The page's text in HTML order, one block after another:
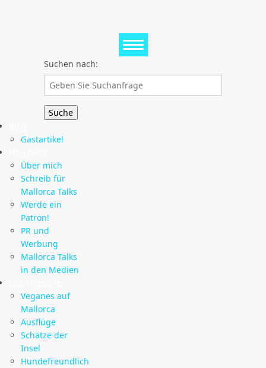
Suchen nach:
Gastartikel
Über mich
Schreib für
Mallorca Talks
Werde ein
Patron!
PR und
Werbung
Mallorca Talks
in den Medien
Veganes auf
Mallorca
Ausflüge
Schätze der
Insel
Hundefreundlich